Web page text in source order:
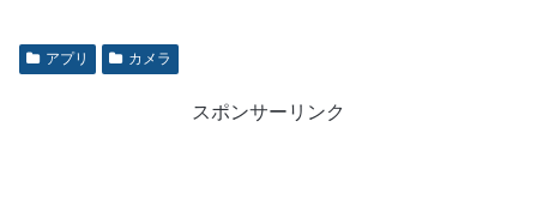
アプリ カメラ
スポンサーリンク